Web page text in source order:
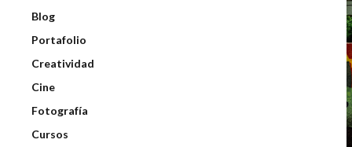
Blog
Portafolio
Creatividad
Cine
Fotografía
Cursos